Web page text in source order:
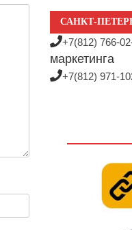
САНКТ-
+7(812) 766-
маркетинга
+7(812) 971-